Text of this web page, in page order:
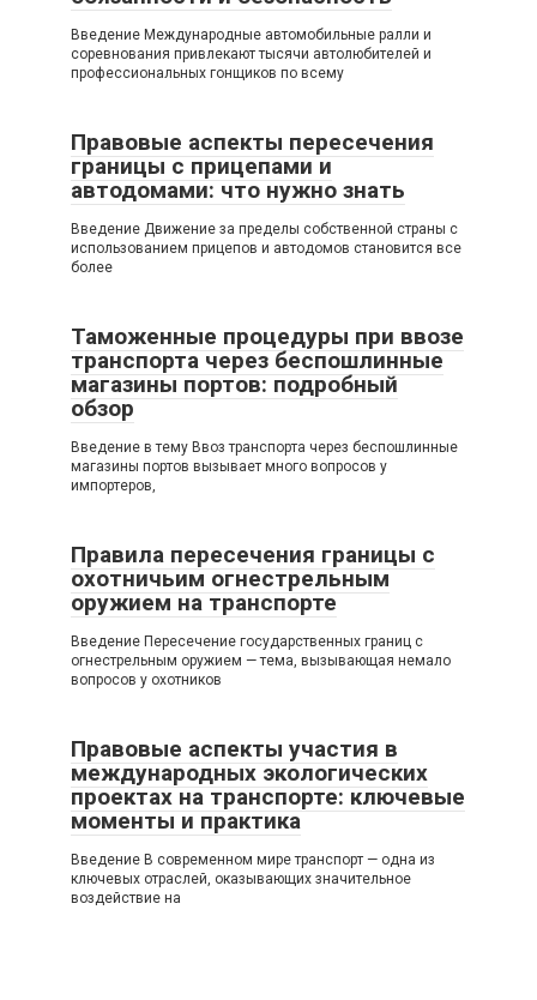
Введение Международные автомобильные ралли и
соревнования привлекают тысячи автолюбителей и
профессиональных гонщиков по всему
Правовые аспекты пересечения
границы с прицепами и
автодомами: что нужно знать
Введение Движение за пределы собственной страны с
использованием прицепов и автодомов становится все
более
Таможенные процедуры при ввозе
транспорта через беспошлинные
магазины портов: подробный
обзор
Введение в тему Ввоз транспорта через беспошлинные
магазины портов вызывает много вопросов у
импортеров,
Правила пересечения границы с
охотничьим огнестрельным
оружием на транспорте
Введение Пересечение государственных границ с
огнестрельным оружием — тема, вызывающая немало
вопросов у охотников
Правовые аспекты участия в
международных экологических
проектах на транспорте: ключевые
моменты и практика
Введение В современном мире транспорт — одна из
ключевых отраслей, оказывающих значительное
воздействие на